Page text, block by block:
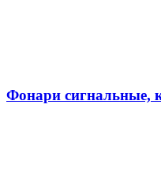
Фонари сигнальные,